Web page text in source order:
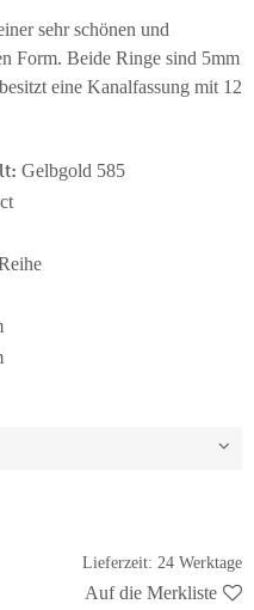
sehr schönen und
Form. Beide Ringe sind 5mm
eine Kanalfassung mit 12
Gelbgold 585
Lieferzeit: 24 Werktage
Auf die Merkliste